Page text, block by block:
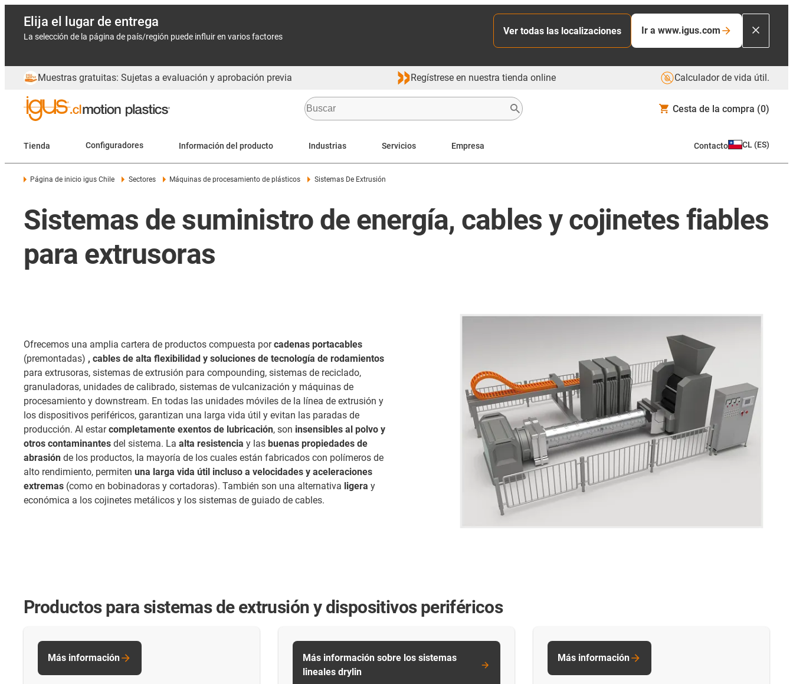
Elija el lugar de entrega
La selección de la página de país/región puede influir en varios factores
Ver todas las localizaciones Ir a www.igus.com
Muestras gratuitas: Sujetas a evaluación y aprobación previa Regístrese en nuestra tienda online Calculador de vida útil.
Cesta de la compra (0)
Tienda Configuradores Información del producto Industrias Servicios Empresa Contacto CL (ES)
Página de inicio igus Chile Sectores Máquinas de procesamiento de plásticos Sistemas De Extrusión
Sistemas de suministro de energía, cables y cojinetes fiables
para extrusoras
Ofrecemos una amplia cartera de productos compuesta porcadenas portacables
(premontadas) , cables de alta flexibilidad y soluciones de tecnología de rodamientos
para extrusoras, sistemas de extrusión para compounding, sistemas de reciclado,
granuladoras, unidades de calibrado, sistemas de vulcanización y máquinas de
procesamiento y downstream. En todas las unidades móviles de la línea de extrusión y
los dispositivos periféricos, garantizan una larga vida útil y evitan las paradas de
producción. Al estarcompletamente exentos de lubricación, son insensibles al polvo y
otros contaminantes del sistema. La alta resistencia y las buenas propiedades de
abrasión de los productos, la mayoría de los cuales están fabricados con polímeros de
alto rendimiento, permiten una larga vida útil incluso a velocidades y aceleraciones
extremas (como en bobinadoras y cortadoras). También son una alternativa ligera y
económica a los cojinetes metálicos y los sistemas de guiado de cables.
Productos para sistemas de extrusión y dispositivos periféricos
Más información
Más información sobre los sistemas
lineales drylin
Más información